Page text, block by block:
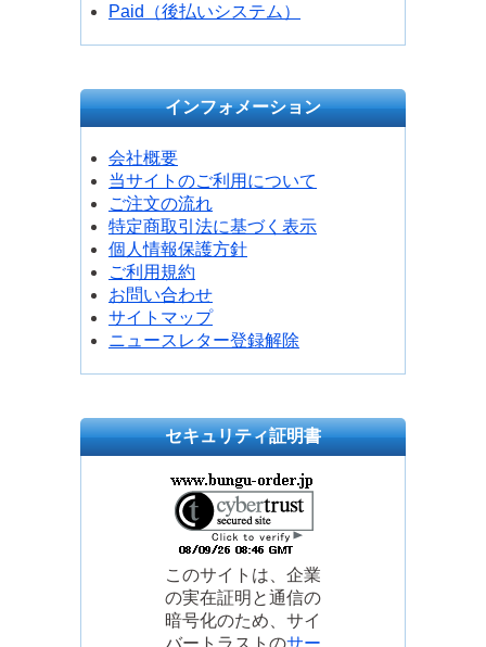
Paid（後払いシステム）
インフォメーション
会社概要
当サイトのご利用について
ご注文の流れ
特定商取引法に基づく表示
個人情報保護方針
ご利用規約
お問い合わせ
サイトマップ
ニュースレター登録解除
セキュリティ証明書
このサイトは、企業
の実在証明と通信の
暗号化のため、サイ
バートラストのサー